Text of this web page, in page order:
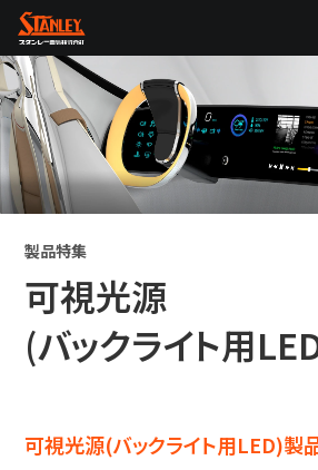
TOP
企業情報
製品情報
テクノロジー
サステナビリティ
株主・投資家情報
採用情報
製品特集
可視光源
(バックライト用
可視光源(バックライト用LED)製